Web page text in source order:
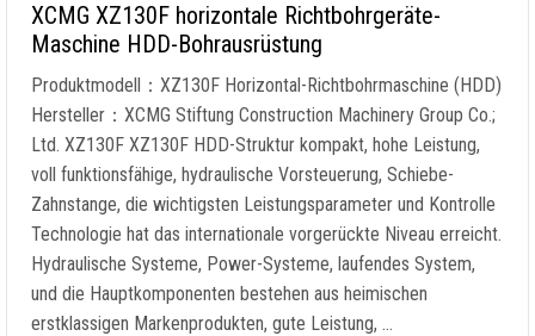
XCMG XZ130F horizontale Richtbohrgeräte-
Maschine HDD-Bohrausrüstung
Produktmodell：XZ130F Horizontal-Richtbohrmaschine (HDD)
Hersteller：XCMG Stiftung Construction Machinery Group Co.;
Ltd. XZ130F XZ130F HDD-Struktur kompakt, hohe Leistung,
voll funktionsfähige, hydraulische Vorsteuerung, Schiebe-
Zahnstange, die wichtigsten Leistungsparameter und Kontrolle
Technologie hat das internationale vorgerückte Niveau erreicht.
Hydraulische Systeme, Power-Systeme, laufendes System,
und die Hauptkomponenten bestehen aus heimischen
erstklassigen Markenprodukten, gute Leistung, …